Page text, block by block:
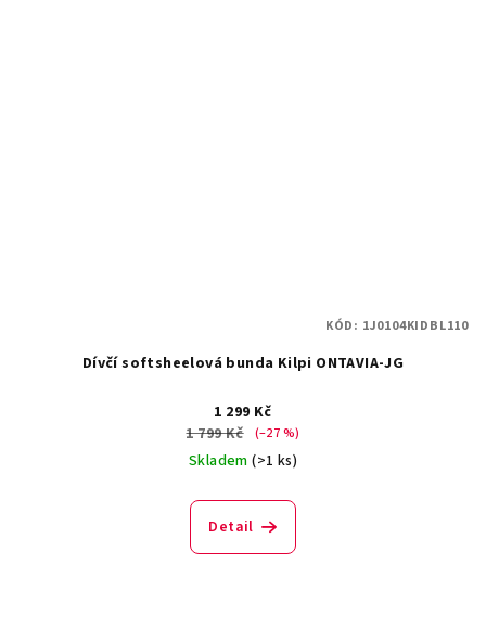
Dívčí softsheelová bunda Kilpi ONTAVIA-JG
1 299 Kč
1 799 Kč
(–27 %)
Skladem(>1 ks)
Detail
KÓD: 1J0104KIDBL110